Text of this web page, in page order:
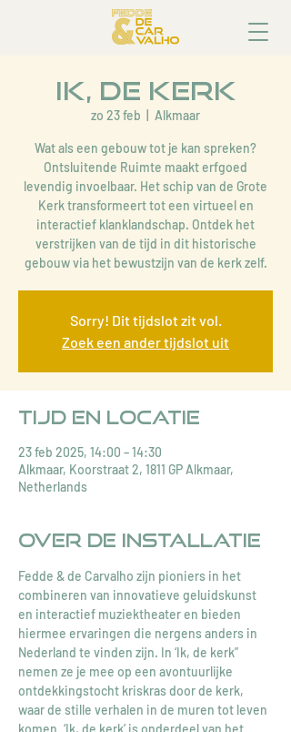
Ik, de Kerk
zo 23 feb Alkmaar
Wat als een gebouw tot je kan spreken?
Ontsluitende Ruimte maakt erfgoed
levendig invoelbaar. Het schip van de Grote
Kerk transformeert tot een virtueel en
interactief klanklandschap. Ontdek het
verstrijken van de tijd in dit historische
gebouw via het bewustzijn van de kerk zelf.
Sorry! Dit tijdslot zit vol.
Zoek een ander tijdslot uit
Tijd en locatie
23 feb 2025, 14:00 – 14:30
Alkmaar, Koorstraat 2, 1811 GP Alkmaar,
Netherlands
Over de installatie
Fedde & de Carvalho zijn pioniers in het
combineren van innovatieve geluidskunst
en interactief muziektheater en bieden
hiermee ervaringen die nergens anders in
Nederland te vinden zijn. In ‘Ik, de kerk”
nemen ze je mee op een avontuurlijke
ontdekkingstocht kriskras door de kerk,
waar de stille verhalen in de muren tot leven
komen. ‘Ik, de kerk’ is onderdeel van het